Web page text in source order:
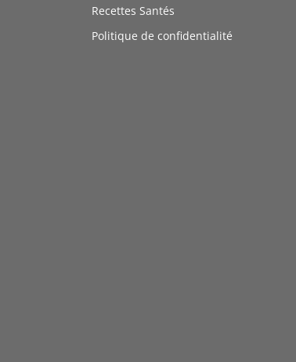
Recettes Santés
Politique de confidentialité